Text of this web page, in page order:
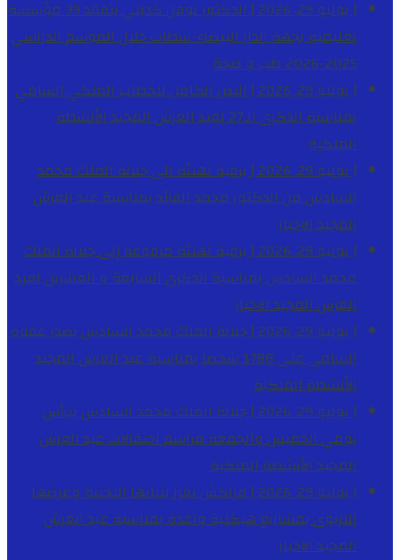
[ يوليو 29, 2026 ]
الدكتور نوفل كديلي يتفقد 39 مؤسسة
تعليمية بجهة الدار البيضاء-سطات خلال الموسم الدراسي
2025-2026
طب و صحة
[ يوليو 29, 2026 ]
النص الكامل للخطاب الملكي السامي
بمناسبة الذكرى الـ27 لعيد العرش المجيد
الأنشطة
الملكية
[ يوليو 29, 2026 ]
برقية تهنئة الى جلالة الملك محمد
السادس من الدكتور محمد الفائد بمناسبة عيد العرش
المجيدالاخبار
[ يوليو 29, 2026 ]
برقية تهنئة مرفوعة إلى جلالة الملك
محمد السادس بمناسبة الذكرى السابعة و العشرين لعيد
العرش المجيدالاخبار
[ يوليو 29, 2026 ]
جلالة الملك محمد السادس يصدر عفوه
السامي على 1788 شخصا بمناسبة عيد العرش المجيد
الأنشطة الملكية
[ يوليو 29, 2026 ]
جلالة الملك محمد السادس يترأس
يومي الخميس والجمعة مراسم احتفالات عيد العرش
المجيدالأنشطة الملكية
[ يوليو 29, 2026 ]
مراكش تعزز بنياتها التحتية وعرضها
التربوي بمشاريع هيكلية واعدة بمناسبة عيد العرش
المجيدالاخبار